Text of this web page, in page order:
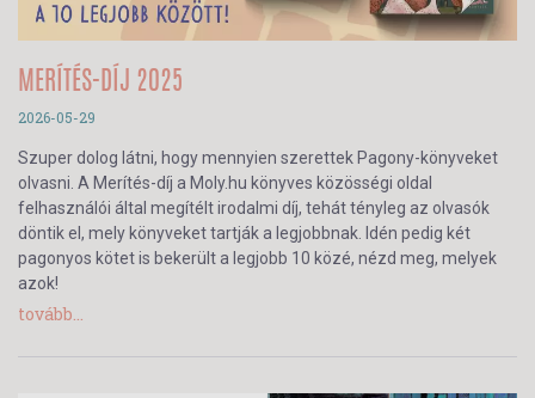
MERÍTÉS-DÍJ 2025
2026-05-29
Szuper dolog látni, hogy mennyien szerettek Pagony-könyveket
olvasni. A Merítés-díj a Moly.hu könyves közösségi oldal
felhasználói által megítélt irodalmi díj, tehát tényleg az olvasók
döntik el, mely könyveket tartják a legjobbnak. Idén pedig két
pagonyos kötet is bekerült a legjobb 10 közé, nézd meg, melyek
azok!
tovább...